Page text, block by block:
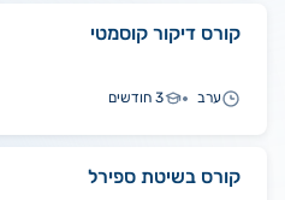
קורס דיקור קוסמטי
ערב 3 חודשים
קורס בשיטת ספירל